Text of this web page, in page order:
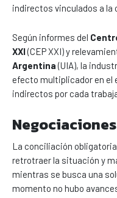
indirectos vinculados a la
Según informes del
XXI(CEP XXI) y
Argentina(UIA), la
efecto multiplicador en el
indirectos por cada
La conciliación
retrotraer la situación y
mientras se busca una
momento no hubo